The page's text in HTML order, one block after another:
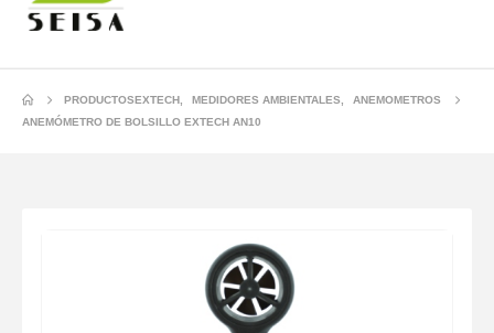
PRODUCTOSEXTECH, MEDIDORES AMBIENTALES
ANEMOMETROS
ANEMÓMETRO DE BOLSILLO EXTECH AN10